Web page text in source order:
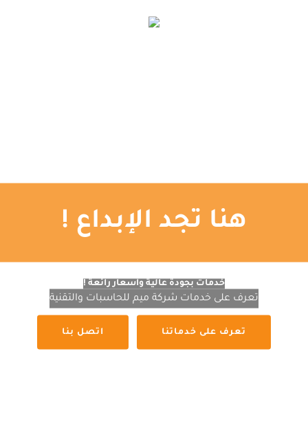
هنا تجد الإبداع !
خدمات بجودة عالية وأسعار رائعة !
تعرف على خدمات شركة ميم للحاسبات والتقنية
تعرف على خدماتنا اتصل بنا